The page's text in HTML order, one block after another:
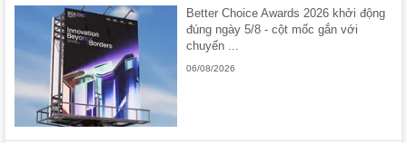
Better Choice Awards 2026 khởi động
đúng ngày 5/8 - cột mốc gắn với
chuyến ...
06/08/2026